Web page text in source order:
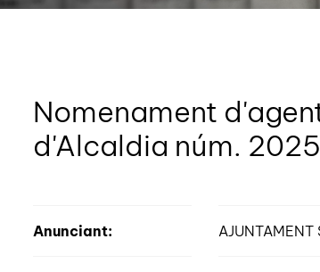
Nomenament
d'Alcaldia núm.
Anunciant: AJUNTAMENT